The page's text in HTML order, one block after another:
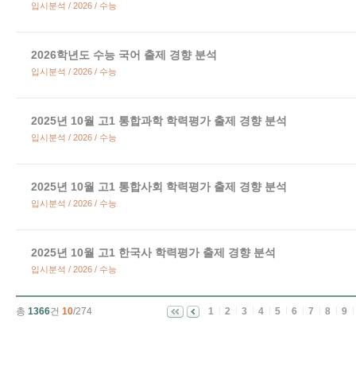
입시분석 / 2026 / 수능
2026학년도 수능 국어 출제 경향 분석
입시분석 / 2026 / 수능
2025년 10월 고1 통합과학 학력평가 출제 경향 분석
입시분석 / 2026 / 수능
2025년 10월 고1 통합사회 학력평가 출제 경향 분석
입시분석 / 2026 / 수능
2025년 10월 고1 한국사 학력평가 출제 경향 분석
입시분석 / 2026 / 수능
총 1366건 10/274 1 2 3 4 5 6 7 8 9